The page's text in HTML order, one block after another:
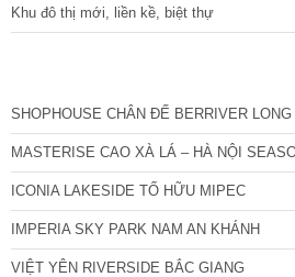
Khu đô thị mới, liền kề, biệt thự
SHOPHOUSE CHÂN ĐẾ BERRIVER LONG
MASTERISE CAO XÀ LÁ – HÀ NỘI
ICONIA LAKESIDE TỐ HỮU MIPEC
IMPERIA SKY PARK NAM AN KHÁNH
VIỆT YÊN RIVERSIDE BẮC GIANG